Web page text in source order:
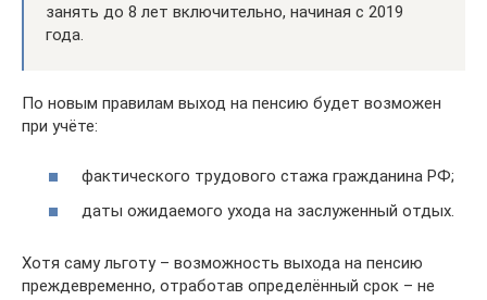
занять до 8 лет включительно, начиная с 2019
года.
По новым правилам выход на пенсию будет возможен
при учёте:
фактического трудового стажа гражданина РФ;
даты ожидаемого ухода на заслуженный отдых.
Хотя саму льготу – возможность выхода на пенсию
преждевременно, отработав определённый срок – не